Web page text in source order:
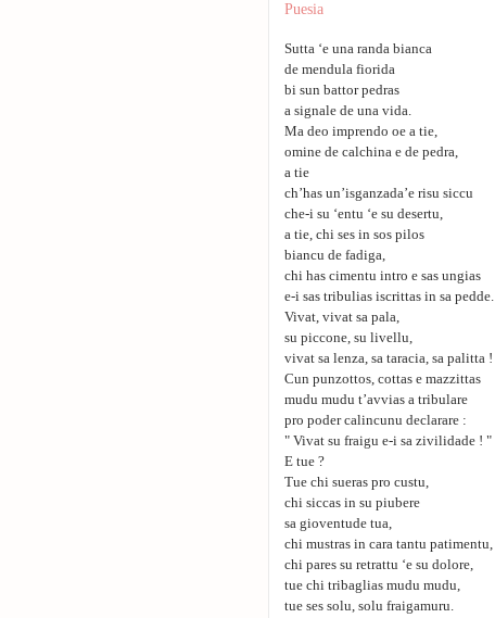
Puesia
Sutta ‘e una randa bianca
de mendula fiorida
bi sun battor pedras
a signale de una vida.
Ma deo imprendo oe a tie,
omine de calchina e de pedra,
a tie
ch’has un’isganzada’e risu siccu
che-i su ‘entu ‘e su desertu,
a tie, chi ses in sos pilos
biancu de fadiga,
chi has cimentu intro e sas ungias
e-i sas tribulias iscrittas in sa pedde.
Vivat, vivat sa pala,
su piccone, su livellu,
vivat sa lenza, sa taracia, sa palitta !
Cun punzottos, cottas e mazzittas
mudu mudu t’avvias a tribulare
pro poder calincunu declarare :
" Vivat su fraigu e-i sa zivilidade ! "
E tue ?
Tue chi sueras pro custu,
chi siccas in su piubere
sa gioventude tua,
chi mustras in cara tantu patimentu,
chi pares su retrattu ‘e su dolore,
tue chi tribaglias mudu mudu,
tue ses solu, solu fraigamuru.